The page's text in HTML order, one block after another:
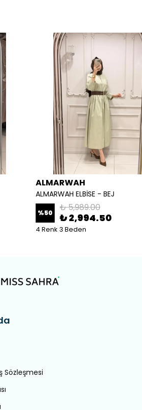
ALMARWAH
ALMARWAH ELBİSE - BEJ
%50 ₺ 5,989.00
₺ 2,994.50
4 Renk 3 Beden
Sözleşmesi